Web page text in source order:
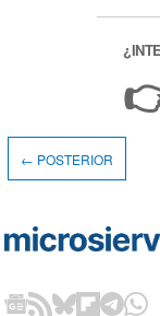
← POSTERIOR